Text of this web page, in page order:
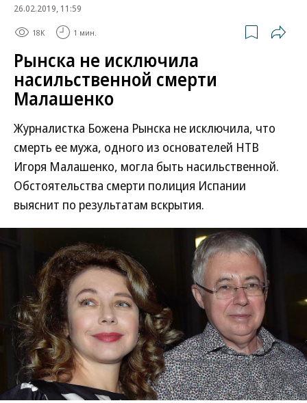
26.02.2019, 11:59
18K 1 мин.
Рынска не исключила
насильственной смерти
Малашенко
Журналистка Божена Рынска не исключила, что
смерть ее мужа, одного из основателей НТВ
Игоря Малашенко, могла быть насильственной.
Обстоятельства смерти полиция Испании
выяснит по результатам вскрытия.